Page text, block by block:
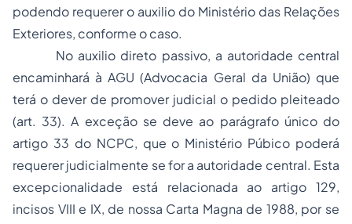
podendo requerer o auxilio do Ministério das Relações
Exteriores, conforme o caso.
No auxilio direto passivo, a autoridade central
encaminhará à AGU (Advocacia Geral da União) que
terá o dever de promover judicial o pedido pleiteado
(art. 33). A exceção se deve ao parágrafo único do
artigo 33 do NCPC, que o Ministério Púbico poderá
requerer judicialmente se for a autoridade central. Esta
excepcionalidade está relacionada ao artigo 129,
incisos VIII e IX, de nossa Carta Magna de 1988, por se